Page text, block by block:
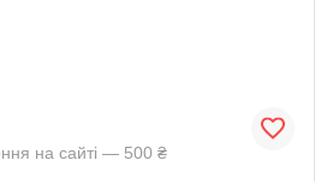
на сайті — 500 ₴